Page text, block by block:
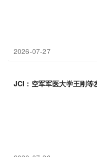
2026-07-27
JCI：空军军医大学王刚等